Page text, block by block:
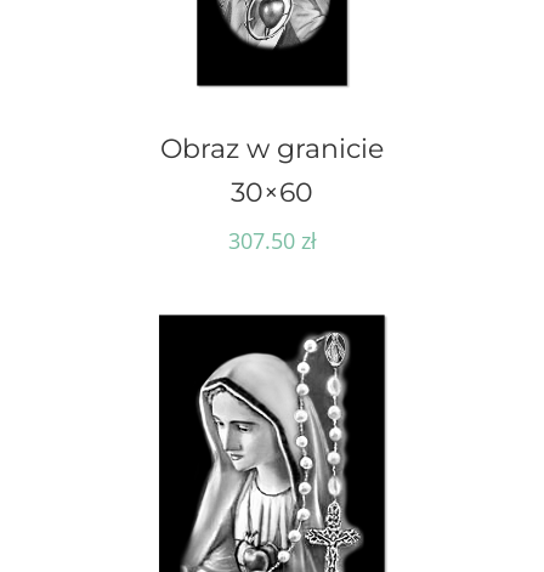
Obraz w granicie
30×60
307.50 zł